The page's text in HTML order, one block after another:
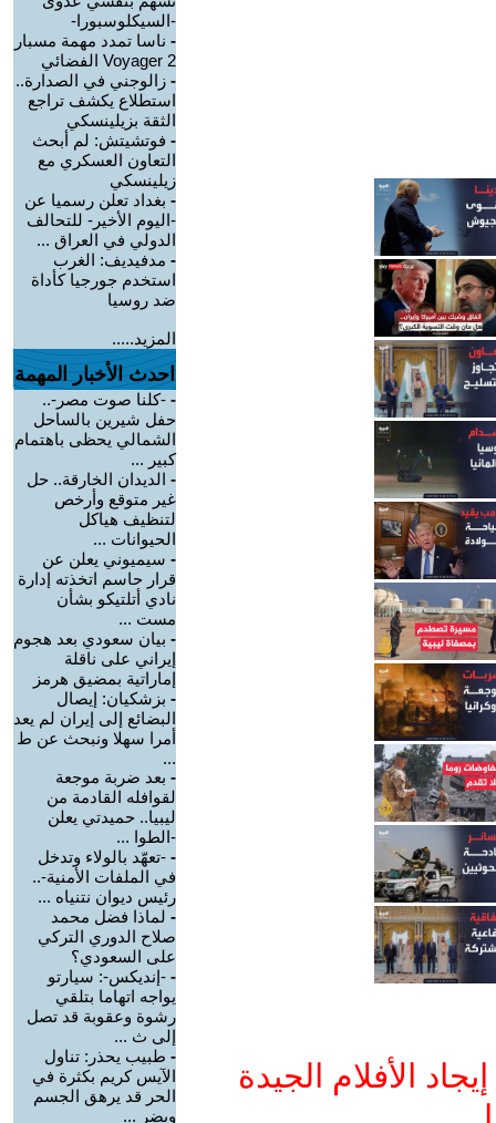
الأفلام الجيدة
-السيكلوسبورا-
- ناسا تمدد مهمة مسبار
Voyager 2 الفضائي
- زالوجني في الصدارة..
استطلاع يكشف تراجع
الثقة بزيلينسكي
- فوتشيتش: لم أبحث
التعاون العسكري مع
زيلينسكي
- بغداد تعلن رسميا عن
-اليوم الأخير- للتحالف
الدولي في العراق ...
- مدفيديف: الغرب
استخدم جورجيا كأداة
ضد روسيا
المزيد.....
احدث الأخبار المهمة
- -كلنا صوت مصر-..
حفل شيرين بالساحل
الشمالي يحظى باهتمام
كبير ...
- الديدان الخارقة.. حل
غير متوقع وأرخص
لتنظيف هياكل
الحيوانات ...
- سيميوني يعلن عن
قرار حاسم اتخذته إدارة
نادي أتلتيكو بشأن
مست ...
- بيان سعودي بعد هجوم
إيراني على ناقلة
إماراتية بمضيق هرمز
- بزشكيان: إيصال
البضائع إلى إيران لم يعد
أمرا سهلا ونبحث عن ط
...
- بعد ضربة موجعة
لقوافله القادمة من
ليبيا.. حميدتي يعلن
-الطوا ...
- -تعهّد بالولاء وتدخل
في الملفات الأمنية-..
رئيس ديوان نتنياه ...
- لماذا فضل محمد
صلاح الدوري التركي
على السعودي؟
- -إنديكس-: سيارتو
يواجه اتهاما بتلقي
رشوة وعقوبة قد تصل
إلى ث ...
- طبيب يحذر: تناول
الآيس كريم بكثرة في
الحر قد يرهق الجسم
ويضر ...